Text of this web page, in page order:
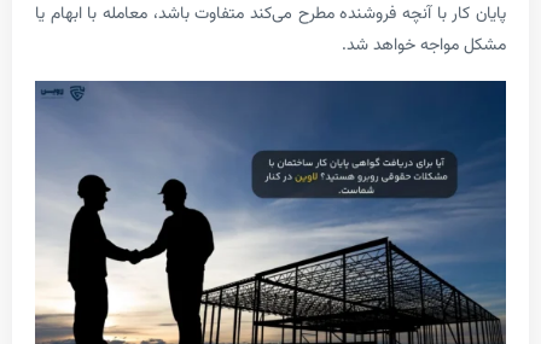
با آنچه فروشنده مطرح می‌کند متفاوت باشد، معامله با ابهام یا
خواهد شد.